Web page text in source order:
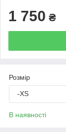
1 750 ₴
Розмір
-XS
В наявності